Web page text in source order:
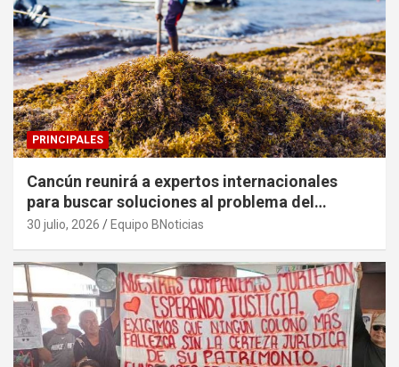
PRINCIPALES
Cancún reunirá a expertos internacionales
para buscar soluciones al problema del
sargazo
30 julio, 2026 Equipo BNoticias